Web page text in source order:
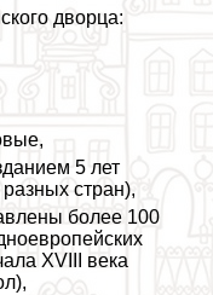
дворца:
5 лет
стран),
более 100
XVIII века